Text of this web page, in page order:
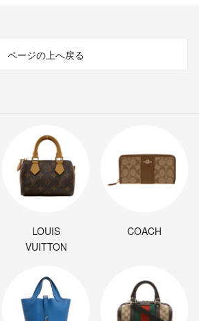
ページの上へ戻る
LOUIS
VUITTON
COACH